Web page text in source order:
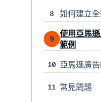
8 如何建立
9
使用亞馬
範例
10 亞馬遜廣
11 常見問題